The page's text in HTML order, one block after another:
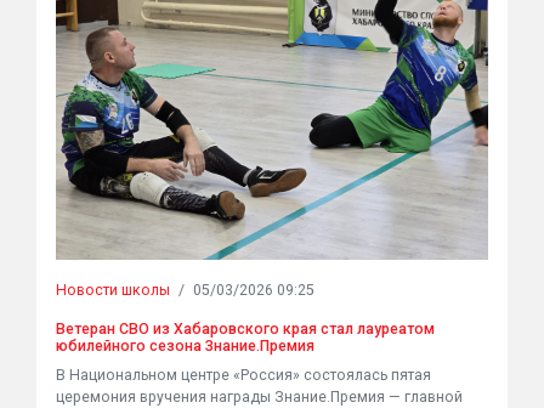
Новости школы / 05/03/2026 09:25
Ветеран СВО из Хабаровского края стал лауреатом
юбилейного сезона Знание.Премия
В Национальном центре «Россия» состоялась пятая
церемония вручения награды Знание.Премия — главной